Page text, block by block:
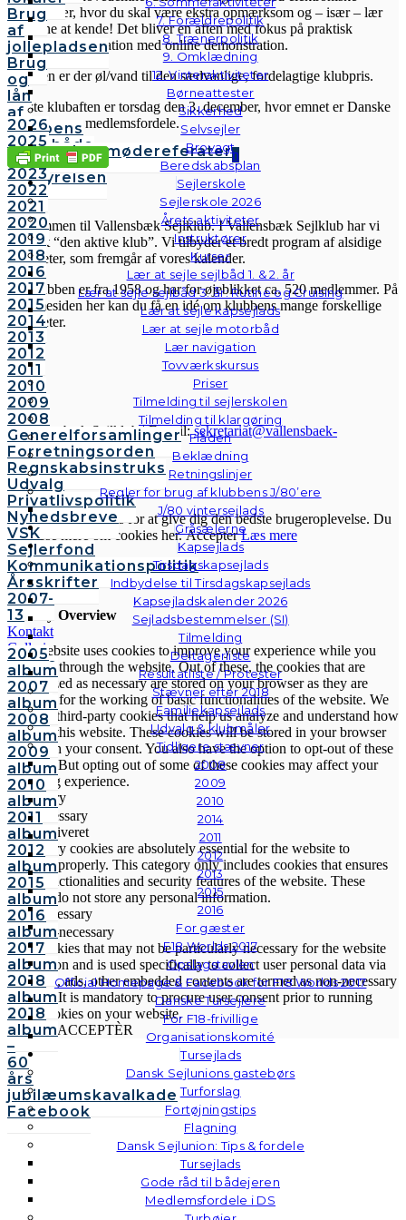
7. Forældrepolitik
8. Trænerpolitik
9. Omklædning
12. Vinteraktiviteter
Børneattester
Sikkerhed
Selvsejler
Brovagt
Beredskabsplan
Sejlerskole
Sejlerskole 2026
Årets aktiviteter
Instruktører
Kurser
Lær at sejle sejlbåd 1. & 2. år
Lær at sejle sejlbåd 3. år: Rutine og Cruising
Lær at sejle kapsejlads
Lær at sejle motorbåd
Lær navigation
Tovværkskursus
Priser
Tilmelding til sejlerskolen
Tilmelding til klargøring
Flåden
Beklædning
Retningslinjer
Regler for brug af klubbens J/80’ere
J/80 vintersejlads
Gråsælerne
Kapsejlads
Tirsdagskapsejlads
Indbydelse til Tirsdagskapsejlads
Kapsejladskalender 2026
Sejladsbestemmelser (SI)
Tilmelding
Deltagerliste
Resultatliste / Protester
Stævner efter 2018
Familiekapsejlads
Udvalg & klubmåler
Tidligere stævner
2008
2009
2010
2014
2011
2012
2013
2015
2016
For gæster
F18 Worlds 2017
Opslagstavlen
Official Homepage & Facebook for F18 Worlds 2017
Danske Tursejlere
For F18-frivillige
Organisationskomité
Tursejlads
Dansk Sejlunions gastebørs
Turforslag
Fortøjningstips
Flagning
Dansk Sejlunion: Tips & fordele
Tursejlads
Gode råd til bådejeren
Medlemsfordele i DS
Brug
af
jollepladsen
Brug
og
lån
af
klubbens
følgebåde
Vedtægter
Bestyrelsen
Bestyrelsesmødereferater
2026
2025
2024
2023
2022
2021
2020
2019
2018
2016
2017
2015
2014
2013
2012
2011
2010
2009
2008
Generelforsamlinger
Forretningsorden
Regnskabsinstruks
Udvalg
Privatlivspolitik
Nyhedsbreve
VSK
Sejlerfond
Kommunikationspolitik
Årsskrifter
2007-
13
Kontakt
Galleri
Andre
fotos
2005
album
2007
album
2008
album
2009
album
2010
album
2011
album
2012
album
2015
album
2016
album
2017
album
2018
album
2018
album
–
60
års
jubilæumskavalkade
Facebook
søkort. Lær, hvor du skal være ekstra opmærksom og – især – lær
fælderne at kende! Det bliver en aften med fokus på praktisk
elektronisk navigation med online demonstration.
I pausen er der øl/vand til den sædvanlige, fordelagtige klubpris.
Næste klubaften er torsdag den 3. december, hvor emnet er Danske
Tursejlere og medlemsfordele.
Share Tweet Share Pin
VSK
Velkommen til Vallensbæk Sejlklub. I Vallensbæk Sejlklub har vi
mottoet “den aktive klub”. Vi tilbyder et bredt program af alsidige
aktiviteter, som fremgår af vores kalender.
Sejlklubben er fra 1958 og har for øjeblikket ca. 520 medlemmer. På
hjemmesiden her kan du få en idé om klubbens mange forskellige
aktiviteter.
© Vallensbæk Sejlklub | E-mail:sekretariat@vallensbaek-
sejlklub.dk|Privatlivspolitik
Cookies & Privatlivspolitik
Vi anvender cookies for at give dig den bedste brugeroplevelse. Du
kan læse mere om cookies her.Accepter Læs mere
Luk
Privacy Overview
This website uses cookies to improve your experience while you
navigate through the website. Out of these, the cookies that are
categorized as necessary are stored on your browser as they are
essential for the working of basic functionalities of the website. We
also use third-party cookies that help us analyze and understand how
you use this website. These cookies will be stored in your browser
only with your consent. You also have the option to opt-out of these
cookies. But opting out of some of these cookies may affect your
browsing experience.
Necessary
Necessary
Altid aktiveret
Necessary cookies are absolutely essential for the website to
function properly. This category only includes cookies that ensures
basic functionalities and security features of the website. These
cookies do not store any personal information.
Non-necessary
Non-necessary
Any cookies that may not be particularly necessary for the website
to function and is used specifically to collect user personal data via
analytics, ads, other embedded contents are termed as non-necessary
cookies. It is mandatory to procure user consent prior to running
these cookies on your website.
GEM & ACCEPTÈR